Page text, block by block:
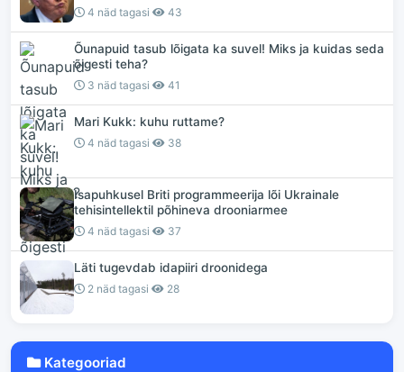
4 näd tagasi 43
Õunapuid tasub lõigata ka suvel! Miks ja kuidas seda
õigesti teha?
3 näd tagasi 41
Mari Kukk: kuhu ruttame?
4 näd tagasi 38
Isapuhkusel Briti programmeerija lõi Ukrainale
tehisintellektil põhineva drooniarmee
4 näd tagasi 37
Läti tugevdab idapiiri droonidega
2 näd tagasi 28
Kategooriad